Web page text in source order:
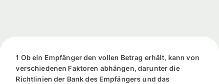
1 Ob ein Empfänger den vollen Betrag erhält, kann von
verschiedenen Faktoren abhängen, darunter die
Richtlinien der Bank des Empfängers und das